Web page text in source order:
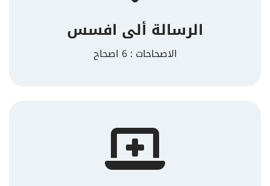
الرسالة ألى افسس
الاصحاحات : 6 اصحاح